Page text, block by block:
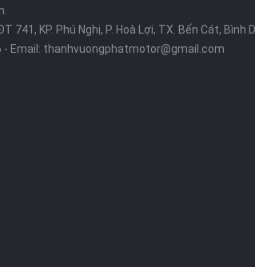
741, KP. Phú Nghị, P. Hoà Lợi, TX. Bến Cát, Bình
- Email: thanhvuongphatmotor@gmail.com